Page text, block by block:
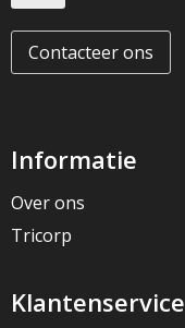
Contacteer ons
Informatie
Over ons
Tricorp
Klantenservice